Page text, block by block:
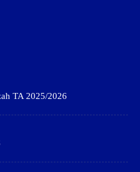
TA 2025/2026